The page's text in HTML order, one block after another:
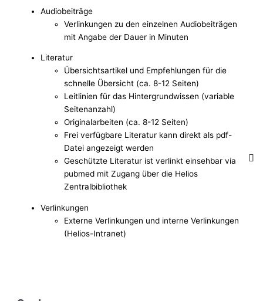
Audiobeiträge
Verlinkungen zu den einzelnen Audiobeiträgen
mit Angabe der Dauer in Minuten
Literatur
Übersichtsartikel und Empfehlungen für die
schnelle Übersicht (ca. 8-12 Seiten)
Leitlinien für das Hintergrundwissen (variable
Seitenanzahl)
Originalarbeiten (ca. 8-12 Seiten)
Frei verfügbare Literatur kann direkt als pdf-
Datei angezeigt werden
Geschützte Literatur ist verlinkt einsehbar via
pubmed mit Zugang über die Helios
Zentralbibliothek
Verlinkungen
Externe Verlinkungen und interne Verlinkungen
(Helios-Intranet)